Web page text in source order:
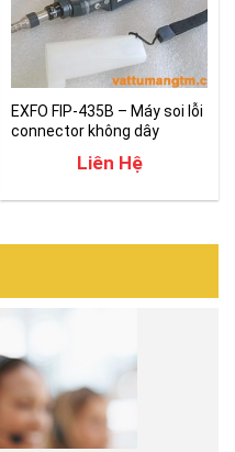
EXFO FIP-435B – Máy soi lỗi
connector không dây
Liên Hệ